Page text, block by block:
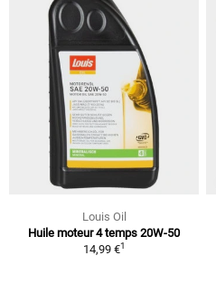
Louis Oil
Huile moteur 4 temps 20W-50
14,99 €1